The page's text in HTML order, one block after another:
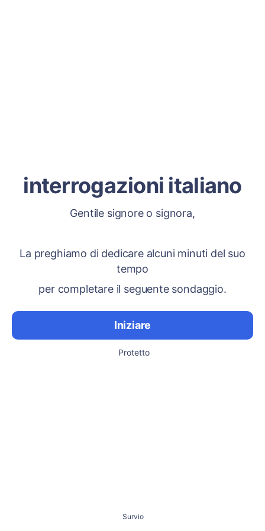
interrogazioni italiano
Gentile signore o signora,
La preghiamo di dedicare alcuni minuti del suo
tempo
per completare il seguente sondaggio.
Iniziare
Protetto
Survio